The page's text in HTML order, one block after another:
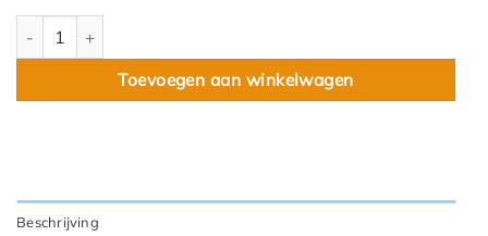
Jongen aantal
Toevoegen aan winkelwagen
Beschrijving